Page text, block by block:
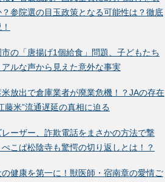
？参院選の目玉政策となる可能性は？徹底
市の「唐揚げ1個給食」問題、子どもたち
アルな声から見えた意外な事実
米放出で倉庫業者が廃業危機！？JAの存在
藤米”流通遅延の真相に迫る
レーザー、詐欺電話をまさかの方法で撃
こぱ松陰寺も驚愕の切り返しとは！？
の健康を第一に！獣医師・宿南章の愛情ご